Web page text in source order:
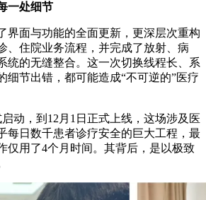
一处细节
界面与功能的全面更新，更深层次重构
、住院业务流程，并完成了放射、病
统的无缝整合。这一次切换线程长、系
细节出错，都可能造成“不可逆的”医疗
启动，到12月1日正式上线，这场涉及医
每日数千患者诊疗安全的巨大工程，最
仅用了4个月时间。其背后，是以极致